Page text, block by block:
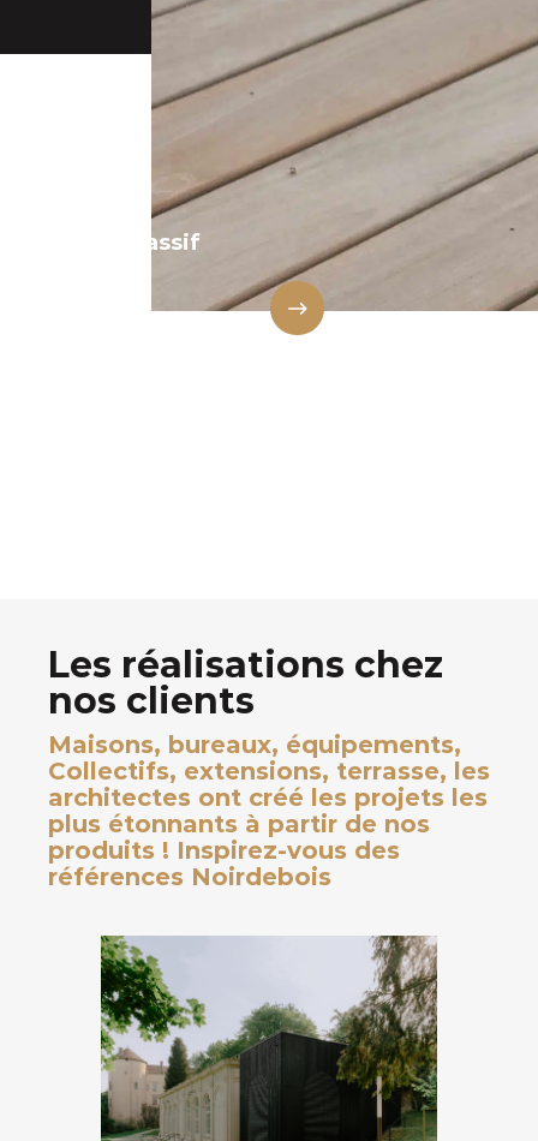
Bois massif
Les réalisations chez
nos clients
Maisons, bureaux, équipements,
Collectifs, extensions, terrasse, les
architectes ont créé les projets les
plus étonnants à partir de nos
produits ! Inspirez-vous des
références Noirdebois